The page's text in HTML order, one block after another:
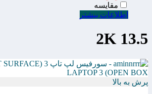
مقایسه
اطلاعات بیشتر
13.5 2K
پرش به بالا